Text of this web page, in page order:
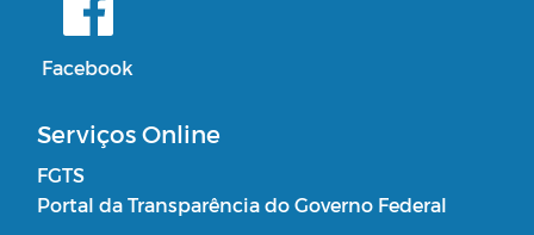
Facebook
Serviços Online
FGTS
Portal da Transparência do Governo Federal